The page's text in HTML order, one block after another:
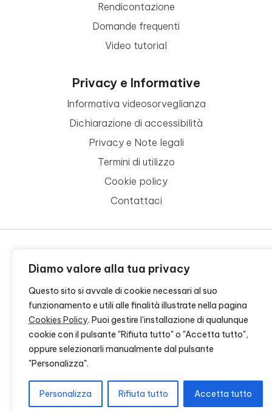
Diamo valore alla tua privacy
Questo sito si avvale di cookie necessari al suo
funzionamento e utili alle finalità illustrate nella pagina
Cookies Policy. Puoi gestire l'installazione di qualunque
cookie con il pulsante "Rifiuta tutto" o "Accetta tutto",
oppure selezionarli manualmente dal pulsante
"Personalizza".
Personalizza Rifiuta tutto Accetta tutto
Rendicontazione
Domande frequenti
Video tutorial
Privacy e Informative
Informativa videosorveglianza
Dichiarazione di accessibilità
Privacy e Note legali
Termini di utilizzo
Cookie policy
Contattaci
© 2026 - FONDAZIONE CR FIRENZE - CF 00524310489 -
CREDITS